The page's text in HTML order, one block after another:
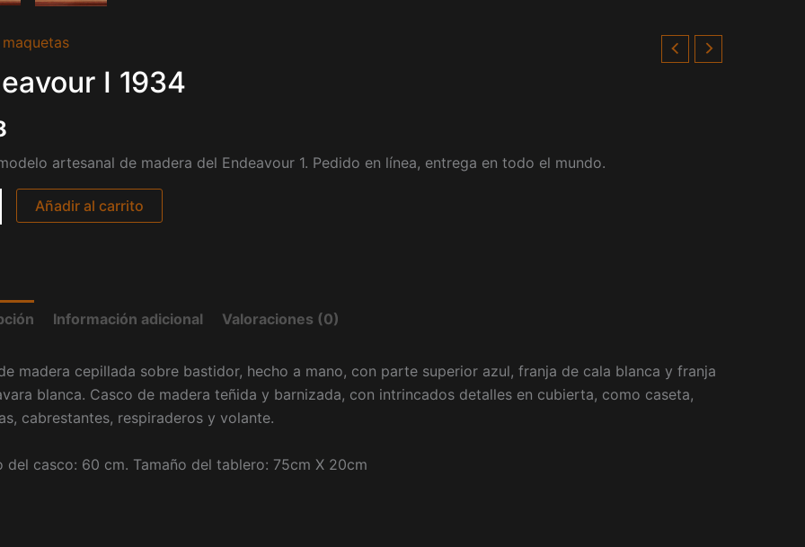
I 1934
artesanal de madera del Endeavour 1. Pedido en línea, entrega en todo el mundo.
Añadir al carrito
Información adicional Valoraciones (0)
madera cepillada sobre bastidor, hecho a mano, con parte superior azul, franja de cala blanca y franja
blanca. Casco de madera teñida y barnizada, con intrincados detalles en cubierta, como caseta,
cabrestantes, respiraderos y volante.
del casco: 60 cm. Tamaño del tablero: 75cm X 20cm